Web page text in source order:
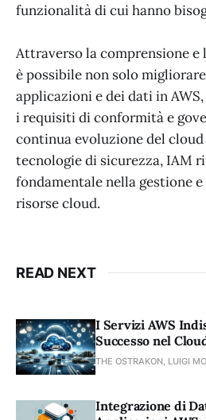
funzionalità di cui hanno
Attraverso la comprensione e
è possibile non solo
applicazioni e dei dati in
i requisiti di conformità e
continua evoluzione del cloud
tecnologie di sicurezza, IAM
fondamentale nella gestione
risorse cloud.
READ NEXT
I Servizi AWS
Successo nel
THE OSTRAKON, LUIGI
Integrazione di